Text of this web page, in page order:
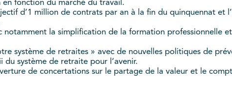
en fonction du marché du travail.
d’1 million de contrats par an à la fin du quinquennat et
la simplification de la formation professionnelle
système de retraites » avec de nouvelles politiques de
du système de retraite pour l’avenir.
de concertations sur le partage de la valeur et le